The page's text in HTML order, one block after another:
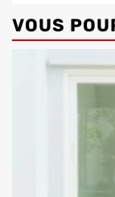
VOUS